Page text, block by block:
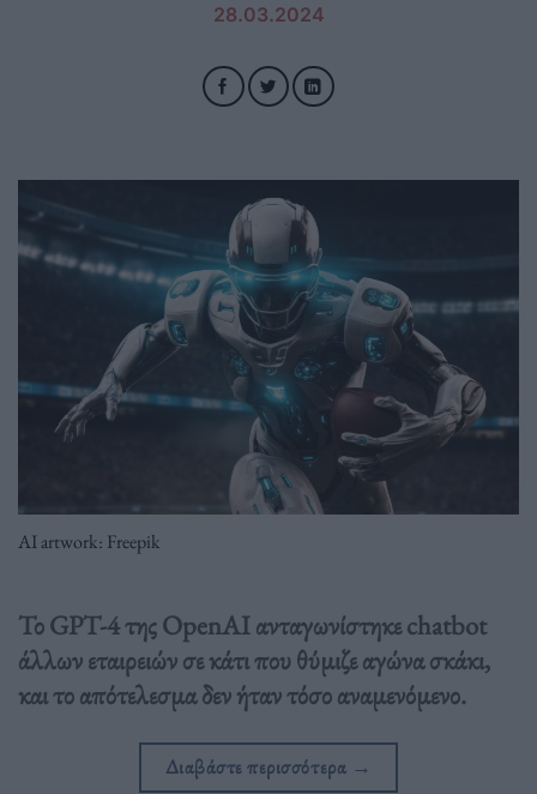
28.03.2024
AI artwork: Freepik
Το GPT-4 της OpenAI ανταγωνίστηκε chatbot
άλλων εταιρειών σε κάτι που θύμιζε αγώνα σκάκι,
και το απότελεσμα δεν ήταν τόσο αναμενόμενο.
Διαβάστε περισσότερα →